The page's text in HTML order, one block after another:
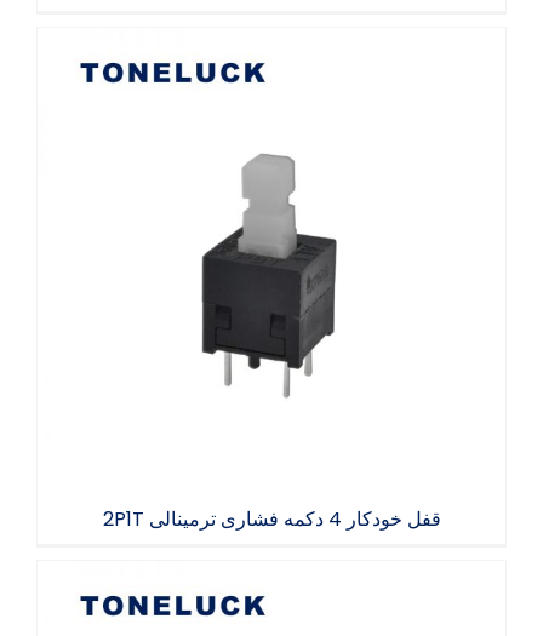
قفل خودکار 4 دکمه فشاری ترمینالی 2P1T